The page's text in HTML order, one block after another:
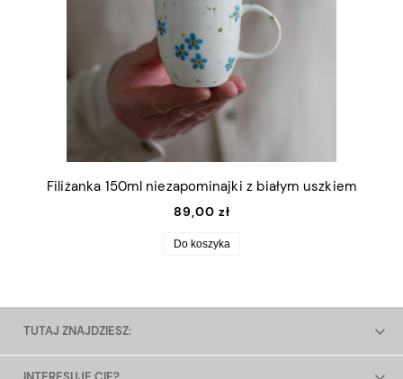
Filiżanka 150ml niezapominajki z białym uszkiem
89,00 zł
Do koszyka
TUTAJ ZNAJDZIESZ: